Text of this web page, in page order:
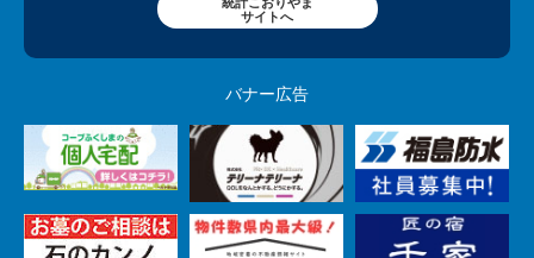
サイトへ
バナー広告